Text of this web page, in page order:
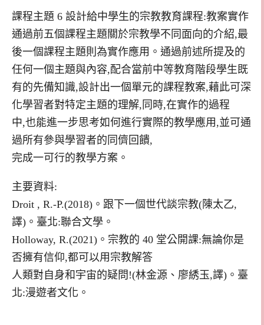
課程主題 6 設計給中學生的宗教教育課程:教案實作
通過前五個課程主題關於宗教學不同面向的介紹,最
後一個課程主題則為實作應用。通過前述所提及的
任何一個主題與內容,配合當前中等教育階段學生既
有的先備知識,設計出一個單元的課程教案,藉此可深
化學習者對特定主題的理解,同時,在實作的過程
中,也能進一步思考如何進行實際的教學應用,並可通
過所有參與學習者的同儕回饋,
完成一可行的教學方案。
主要資料:
Droit , R.-P.(2018)。跟下一個世代談宗教(陳太乙,
譯)。臺北:聯合文學。
Holloway, R.(2021)。宗教的 40 堂公開課:無論你是
否擁有信仰,都可以用宗教解答
人類對自身和宇宙的疑問!(林金源、廖綉玉,譯)。臺
北:漫遊者文化。